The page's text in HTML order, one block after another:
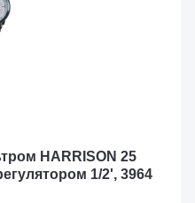
HARRISON 25
1/2', 3964